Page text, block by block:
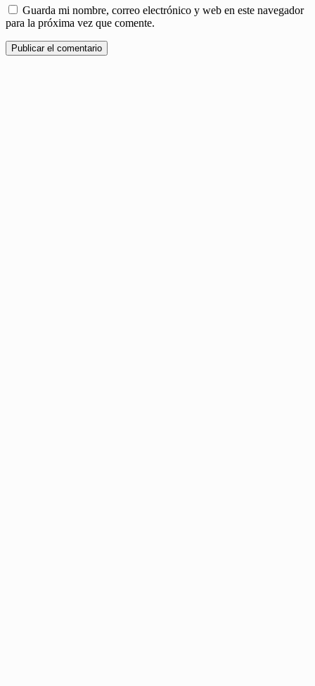
Guarda mi nombre, correo electrónico y web en este navegador
para la próxima vez que comente.